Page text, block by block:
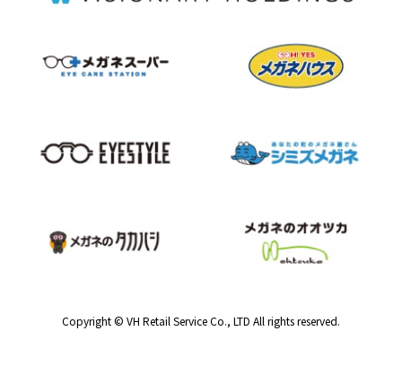
Copyright © VH Retail Service Co., LTD All rights reserved.